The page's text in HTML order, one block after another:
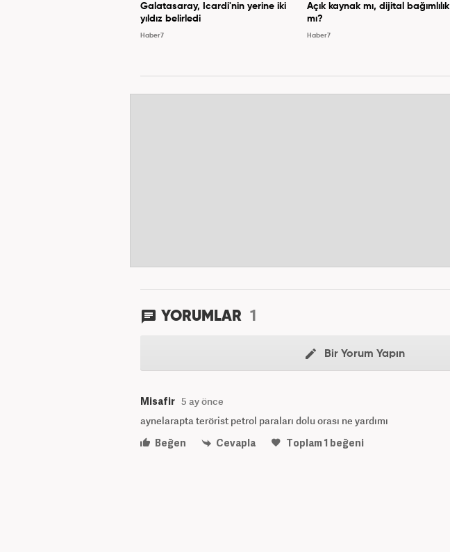
Galatasaray, Icardi'nin yerine iki
yıldız belirledi
Haber7
Açık kaynak mı, dijital bağımlılık
mı?
Haber7
YORUMLAR 1
Bir Yorum Yapın
Misafir 5 ay önce
aynelarapta terörist petrol paraları dolu orası ne yardımı
Beğen
Cevapla Toplam1 beğeni